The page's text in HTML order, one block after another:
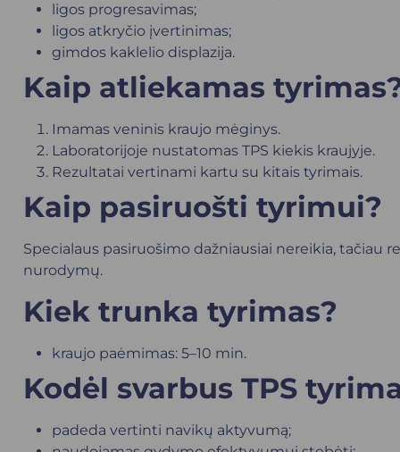
ligos progresavimas;
ligos atkryčio įvertinimas;
gimdos kaklelio displazija.
Kaip atliekamas
Imamas veninis kraujo mėginys.
Laboratorijoje nustatomas TPS kiekis kraujyje.
Rezultatai vertinami kartu su kitais tyrimais.
Kaip pasiruošti tyrimui?
Specialaus pasiruošimo dažniausiai nereikia,
nurodymų.
Kiek trunka tyrimas?
kraujo paėmimas: 5–10 min.
Kodėl svarbus TPS
padeda vertinti navikų aktyvumą;